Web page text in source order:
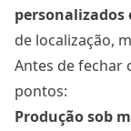
personalizados
de localização,
Antes de fechar
pontos:
Produção sob